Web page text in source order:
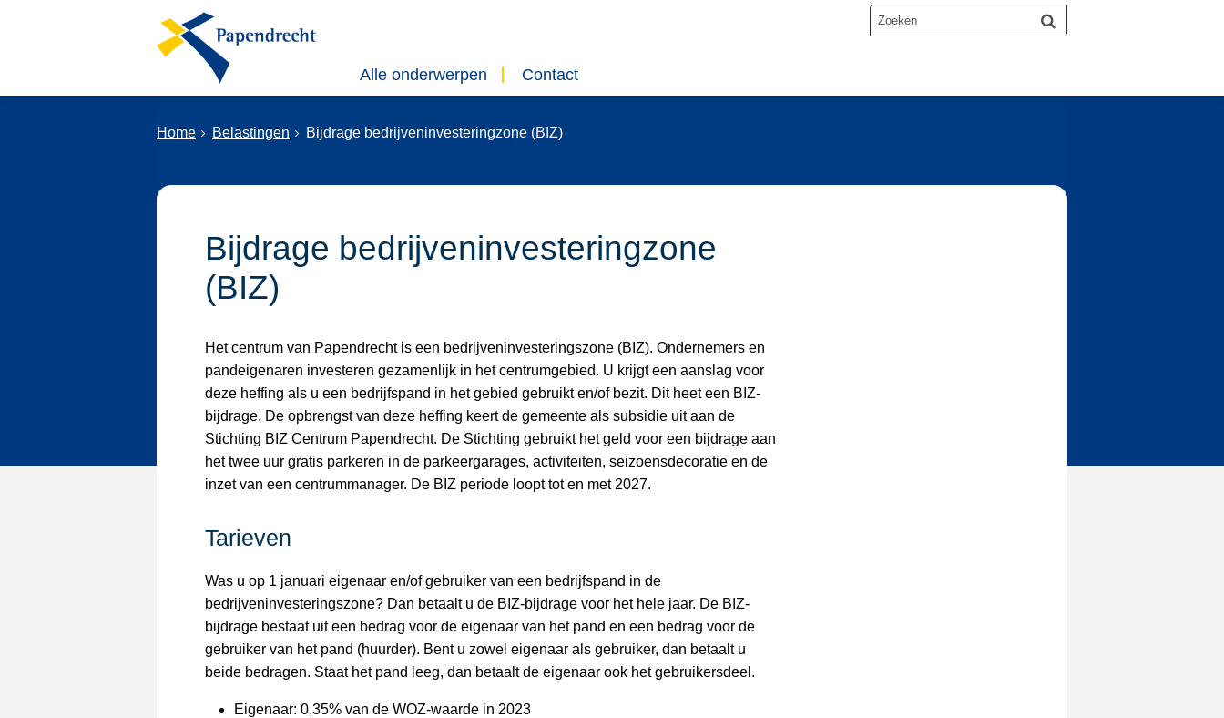
Alle onderwerpen Contact
Home Belastingen Bijdrage bedrijveninvesteringzone (BIZ)
Bijdrage bedrijveninvesteringzone
(BIZ)
Het centrum van Papendrecht is een bedrijveninvesteringszone (BIZ). Ondernemers en
pandeigenaren investeren gezamenlijk in het centrumgebied. U krijgt een aanslag voor
deze heffing als u een bedrijfspand in het gebied gebruikt en/of bezit. Dit heet een BIZ-
bijdrage. De opbrengst van deze heffing keert de gemeente als subsidie uit aan de
Stichting BIZ Centrum Papendrecht. De Stichting gebruikt het geld voor een bijdrage aan
het twee uur gratis parkeren in de parkeergarages, activiteiten, seizoensdecoratie en de
inzet van een centrummanager. De BIZ periode loopt tot en met 2027.
Tarieven
Was u op 1 januari eigenaar en/of gebruiker van een bedrijfspand in de
bedrijveninvesteringszone? Dan betaalt u de BIZ-bijdrage voor het hele jaar. De BIZ-
bijdrage bestaat uit een bedrag voor de eigenaar van het pand en een bedrag voor de
gebruiker van het pand (huurder). Bent u zowel eigenaar als gebruiker, dan betaalt u
beide bedragen. Staat het pand leeg, dan betaalt de eigenaar ook het gebruikersdeel.
Eigenaar: 0,35% van de WOZ-waarde in 2023